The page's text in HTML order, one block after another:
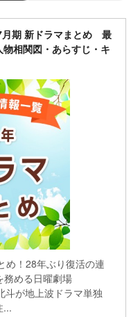
月期 新ドラマまとめ 最
相関図・あらすじ・キ
め！28年ぶり復活の連
務める日曜劇場
斗が地上波ドラマ単独
...